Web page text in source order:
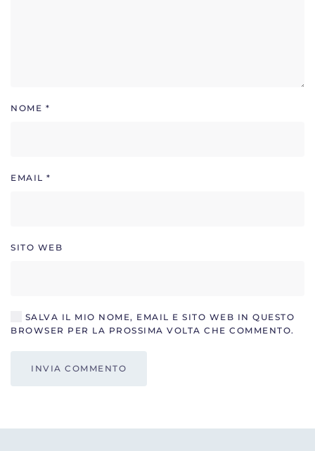
NOME *
EMAIL *
SITO WEB
SALVA IL MIO NOME, EMAIL E SITO WEB IN QUESTO
BROWSER PER LA PROSSIMA VOLTA CHE COMMENTO.
INVIA COMMENTO